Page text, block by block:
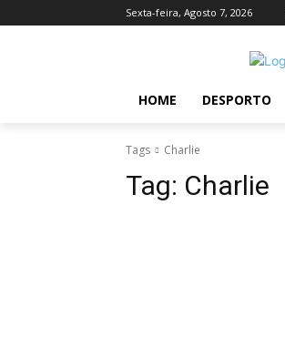
Sexta-feira, Agosto 7, 2026
HOME DESPORTO
Tags Charlie
Tag: Charlie